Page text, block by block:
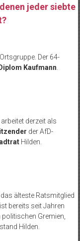
jeder siebte
Der 64-
Diplom Kaufmann.
derzeit als
der AfD-
Hilden.
älteste Ratsmitglied
bereits seit Jahren
politischen Gremien,
Hilden.